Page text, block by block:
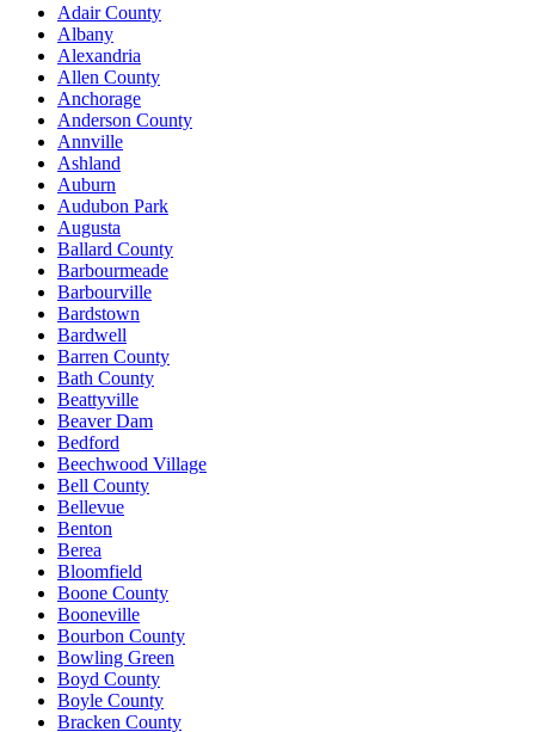
Adair County
Albany
Alexandria
Allen County
Anchorage
Anderson County
Annville
Ashland
Auburn
Audubon Park
Augusta
Ballard County
Barbourmeade
Barbourville
Bardstown
Bardwell
Barren County
Bath County
Beattyville
Beaver Dam
Bedford
Beechwood Village
Bell County
Bellevue
Benton
Berea
Bloomfield
Boone County
Booneville
Bourbon County
Bowling Green
Boyd County
Boyle County
Bracken County